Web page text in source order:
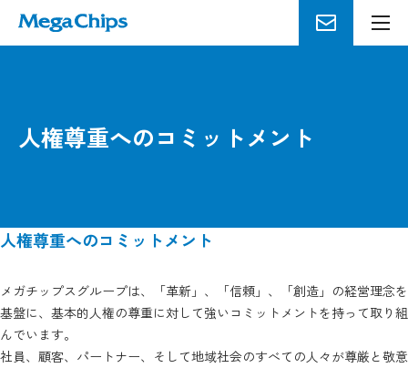
メ
ニ
人権尊重へのコミットメント
人権尊重へのコミットメント
メガチップスグループは、「革新」、「信頼」、「創造」の経営理念を
基盤に、基本的人権の尊重に対して強いコミットメントを持って取り組
んでいます。
社員、顧客、パートナー、そして地域社会のすべての人々が尊厳と敬意